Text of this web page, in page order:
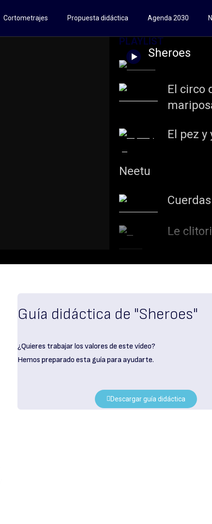
Cortometrajes Propuesta didáctica Agenda 2030
PLAYLIST
Sheroes
El circo
El pez y
Neetu
Cuerdas
Le
L’equip
Binta y
World
Guía didáctica de "Sheroes"
¿Quieres trabajar los valores de este vídeo?
Hemos preparado esta guía para ayudarte.
Descargar guía didáctica